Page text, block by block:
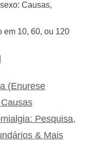
Causas,
em 10, 60, ou 120
(Enurese
Pesquisa,
& Mais